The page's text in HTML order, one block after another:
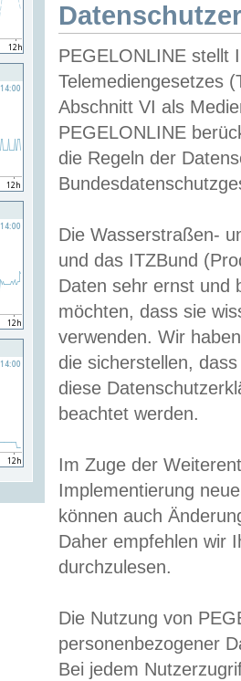
PEGELONLINE stellt
Telemediengesetzes
Abschnitt VI als
PEGELONLINE
die Regeln der
Die Wasserstraßen-
und das ITZBund
Daten sehr ernst und
möchten, dass sie
verwenden. Wir
die sicherstellen,
diese
beachtet werden.
Im Zuge der
Implementierung
können auch
Daher empfehlen wir
durchzulesen.
Die Nutzung von
personenbezogener
Bei jedem